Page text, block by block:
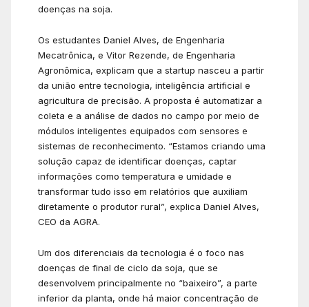
doenças na soja.
Os estudantes Daniel Alves, de Engenharia
Mecatrônica, e Vitor Rezende, de Engenharia
Agronômica, explicam que a startup nasceu a partir
da união entre tecnologia, inteligência artificial e
agricultura de precisão. A proposta é automatizar a
coleta e a análise de dados no campo por meio de
módulos inteligentes equipados com sensores e
sistemas de reconhecimento. “Estamos criando uma
solução capaz de identificar doenças, captar
informações como temperatura e umidade e
transformar tudo isso em relatórios que auxiliam
diretamente o produtor rural”, explica Daniel Alves,
CEO da AGRA.
Um dos diferenciais da tecnologia é o foco nas
doenças de final de ciclo da soja, que se
desenvolvem principalmente no “baixeiro”, a parte
inferior da planta, onde há maior concentração de